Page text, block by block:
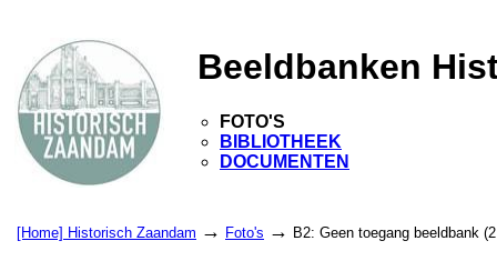
Beeldbanken
FOTO'S
BIBLIOTHEEK
DOCUMENTEN
[Home] Historisch Zaandam → Foto's → B2: Geen toegang beeldbank